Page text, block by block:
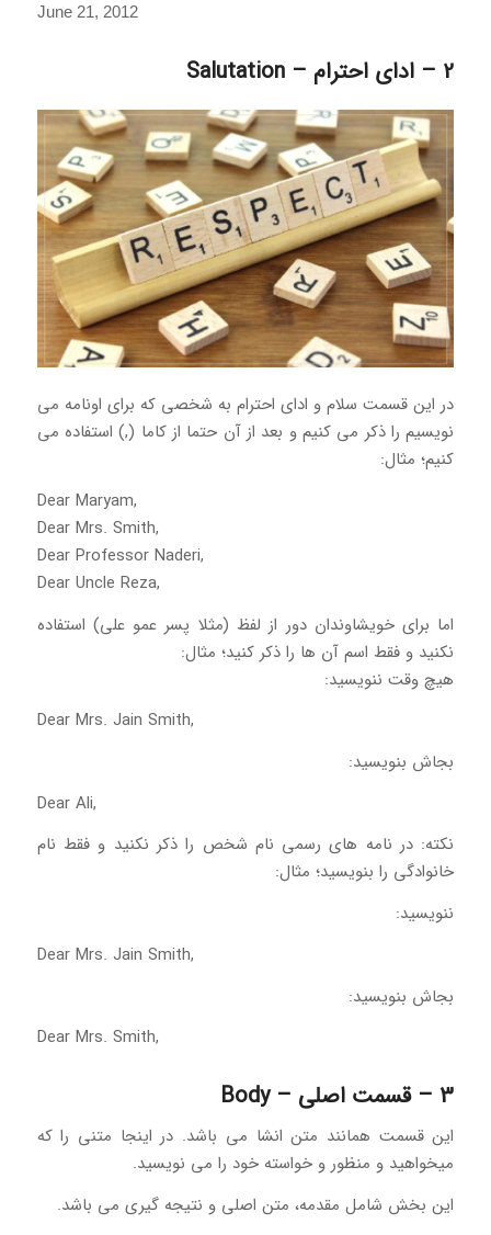
June 21, 2012
2 – ادای احترام – Salutation
در این قسمت سلام و ادای احترام به شخصی که برای اونامه می
نویسیم را ذکر می کنیم و بعد از آن حتما از کاما (,) استفاده می
کنیم؛ مثال:
Dear Maryam,
Dear Mrs. Smith,
Dear Professor Naderi,
Dear Uncle Reza,
اما برای خویشاوندان دور از لفظ (مثلا پسر عمو علی) استفاده
نکنید و فقط اسم آن ها را ذکر کنید؛ مثال:
هیچ وقت ننویسید:
Dear Mrs. Jain Smith,
بجاش بنویسید:
Dear Ali,
نکته: در نامه های رسمی نام شخص را ذکر نکنید و فقط نام
خانوادگی را بنویسید؛ مثال:
ننویسید:
Dear Mrs. Jain Smith,
بجاش بنویسید:
Dear Mrs. Smith,
3 – قسمت اصلی – Body
این قسمت همانند متن انشا می باشد. در اینجا متنی را که
میخواهید و منظور و خواسته خود را می نویسید.
این بخش شامل مقدمه، متن اصلی و نتیجه گیری می باشد.